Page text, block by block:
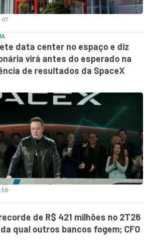
data center no espaço e diz
virá antes do esperado na
de resultados da SpaceX
de R$ 421 milhões no 2T26
qual outros bancos fogem; CFO